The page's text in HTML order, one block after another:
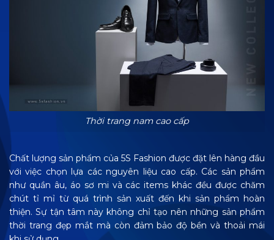
Thời trang nam cao cấp
Chất lượng sản phẩm của 5S Fashion được đặt lên hàng đầu
với việc chọn lựa các nguyên liệu cao cấp. Các sản phẩm
như quần âu, áo sơ mi và các items khác đều được chăm
chút tỉ mỉ từ quá trình sản xuất đến khi sản phẩm hoàn
thiện. Sự tận tâm này không chỉ tạo nên những sản phẩm
thời trang đẹp mắt mà còn đảm bảo độ bền và thoải mái